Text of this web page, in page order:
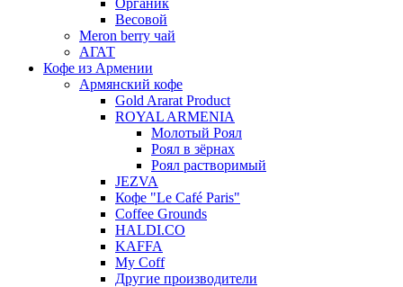
Органик
Весовой
Meron berry чай
АГАТ
Кофе из Армении
Армянский кофе
Gold Ararat Product
ROYAL ARMENIA
Молотый Роял
Роял в зёрнах
Роял растворимый
JEZVA
Кофе "Le Café Paris"
Coffee Grounds
HALDI.CO
KAFFA
My Coff
Другие производители